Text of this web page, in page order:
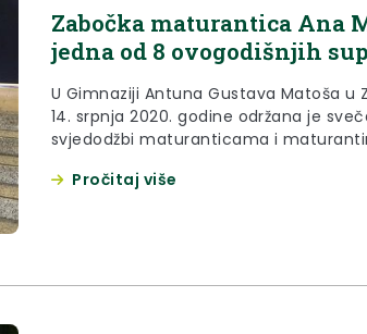
Zabočka maturantica Ana
jedna od 8 ovogodišnjih
U Gimnaziji Antuna Gustava Matoša u
14. srpnja 2020. godine održana je
svjedodžbi maturanticama i
Pročitaj više